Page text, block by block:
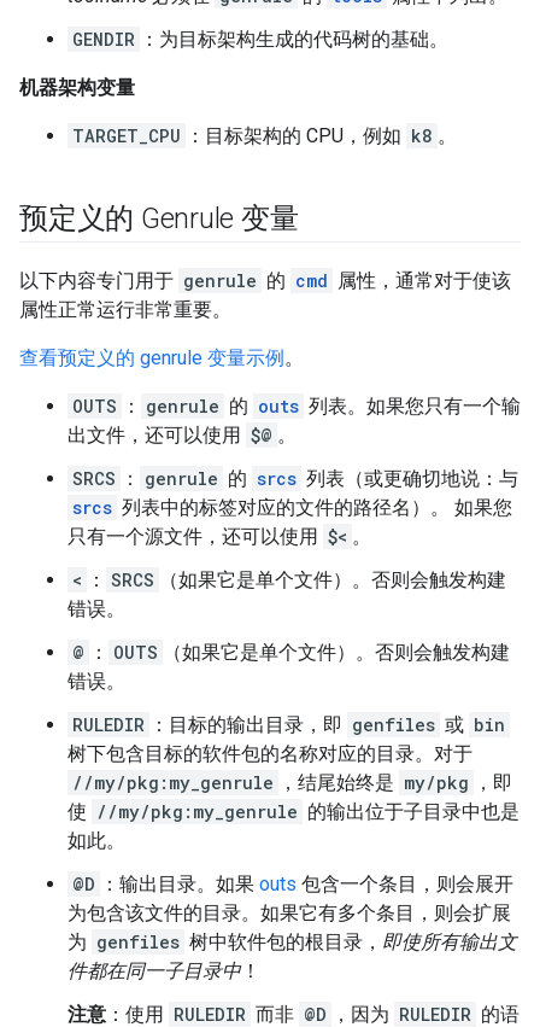
GENDIR
：为目标架构生成的代码树的基础。
机器架构变量
TARGET_CPU ：目标架构的 CPU，例如 k8 。
预定义的 Genrule 变量
以下内容专门用于 genrule 的 cmd 属性，通常对于使该
属性正常运行非常重要。
查看预定义的 genrule 变量示例。
OUTS ： genrule 的 outs 列表。如果您只有一个输
出文件，还可以使用 $@ 。
SRCS
： genrule 的 srcs 列表（或更确切地说：与
srcs 列表中的标签对应的文件的路径名）。 如果您
只有一个源文件，还可以使用 $< 。
<
： SRCS
（如果它是单个文件）。否则会触发构建
错误。
@
： OUTS
（如果它是单个文件）。否则会触发构建
错误。
RULEDIR
：目标的输出目录，即 genfiles 或 bin
树下包含目标的软件包的名称对应的目录。对于
//my/pkg:my_genrule
，结尾始终是 my/pkg
，即
使 //my/pkg:my_genrule 的输出位于子目录中也是
如此。
@D
：输出目录。如果 outs 包含一个条目，则会展开
为包含该文件的目录。如果它有多个条目，则会扩展
为 genfiles 树中软件包的根目录， 即使所有输出文
件都在同一子目录中！
注意 ：使用 RULEDIR 而非 @D ，因为 RULEDIR 的语